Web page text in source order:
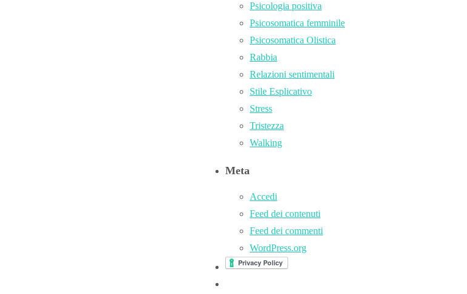
Psicologia positiva
Psicosomatica femminile
Psicosomatica Olistica
Rabbia
Relazioni sentimentali
Stile Esplicativo
Stress
Tristezza
Walking
Meta
Accedi
Feed dei contenuti
Feed dei commenti
WordPress.org